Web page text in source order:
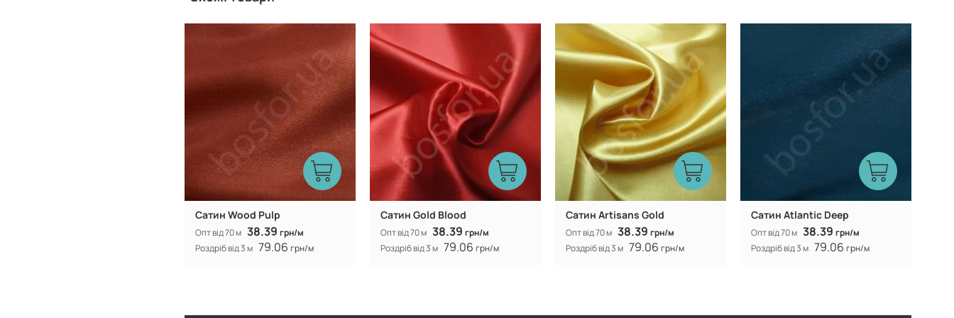
Виробник:
Сатин Wood Pulp
Опт від 70 м 38.39 грн/м
Роздріб від 3 м 79.06 грн/м
Виробник:
Caтин Gold Blood
Опт від 70 м 38.39 грн/м
Роздріб від 3 м 79.06 грн/м
Виробник: Китай
Caтин Artisans Gold
Опт від 70 м 38.39 грн/м
Роздріб від 3 м 79.06 грн/м
Caтин Atlantic Deep
Опт від 70 м 38.39 грн/м
Роздріб від 3 м 79.06 грн/м